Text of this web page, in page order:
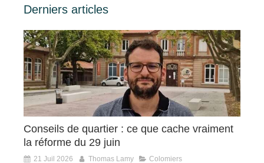
Derniers articles
Conseils de quartier : ce que cache vraiment
la réforme du 29 juin
21 Juil 2026 Thomas Lamy Colomiers